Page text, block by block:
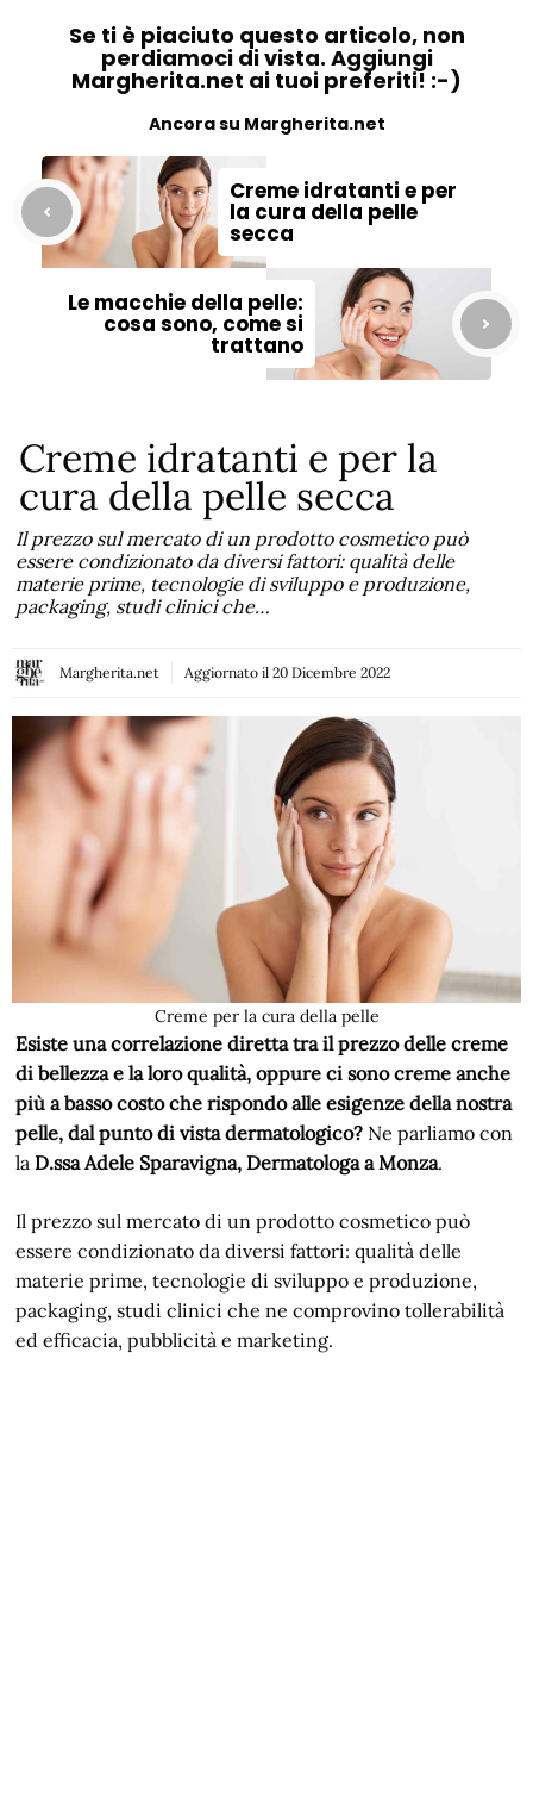
Se ti è piaciuto questo articolo, non
perdiamoci di vista. Aggiungi
Margherita.net ai tuoi preferiti! :-)
Ancora su Margherita.net
Creme idratanti e per
la cura della pelle
secca
Le macchie della pelle:
cosa sono, come si
trattano
Creme idratanti e per la
cura della pelle secca
Il prezzo sul mercato di un prodotto cosmetico può
essere condizionato da diversi fattori: qualità delle
materie prime, tecnologie di sviluppo e produzione,
packaging, studi clinici che…
Margherita.net Aggiornato il 20 Dicembre 2022
Creme per la cura della pelle
Esiste una correlazione diretta tra il prezzo delle creme
di bellezza e la loro qualità, oppure ci sono creme anche
più a basso costo che rispondo alle esigenze della nostra
pelle, dal punto di vista dermatologico? Ne parliamo con
laD.ssa Adele Sparavigna, Dermatologa a Monza.
Il prezzo sul mercato di un prodotto cosmetico può
essere condizionato da diversi fattori: qualità delle
materie prime, tecnologie di sviluppo e produzione,
packaging, studi clinici che ne comprovino tollerabilità
ed efficacia, pubblicità e marketing.